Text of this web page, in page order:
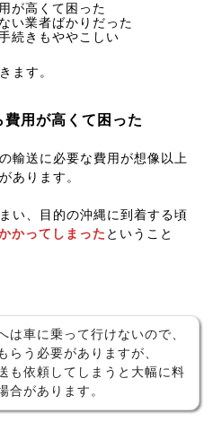
が高くて困った
い業者ばかりだった
続きもややこしい
ます。
用が高くて困った
輸送に必要な費用が想像以上
あります。
い、目的の沖縄に到着する頃
かってしまった ということ
は車に乗って行けないので、
らう必要がありますが、
も依頼してしまうと大幅に料
合があります。